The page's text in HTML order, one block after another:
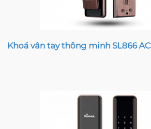
Khoá vân tay thông minh SL866 AC